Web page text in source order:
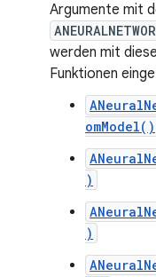
Argumente mit
werden mit
Funktionen
omModel()
)
)